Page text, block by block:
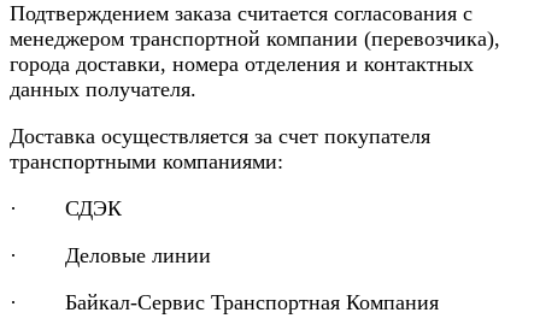
Подтверждением заказа считается согласования с
менеджером транспортной компании (перевозчика),
города доставки, номера отделения и контактных
данных получателя.
Доставка осуществляется за счет покупателя
транспортными компаниями:
· СДЭК
· Деловые линии
· Байкал-Сервис Транспортная Компания